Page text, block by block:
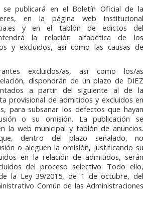
se publicará en el Boletín Oficial de la
en la página web institucional
y en el tablón de edictos del
la relación alfabética de los
y excluidos, así como las causas de
excluidos/as, así como los/as
dispondrán de un plazo de DIEZ
a partir del siguiente al de la
provisional de admitidos y excluidos en
para subsanar los defectos que hayan
o su omisión. La publicación se
la web municipal y tablón de anuncios.
dentro del plazo señalado, no
o aleguen la omisión, justificando su
en la relación de admitidos, serán
del proceso selectivo. Todo ello,
la Ley 39/2015, de 1 de octubre, del
Común de las Administraciones